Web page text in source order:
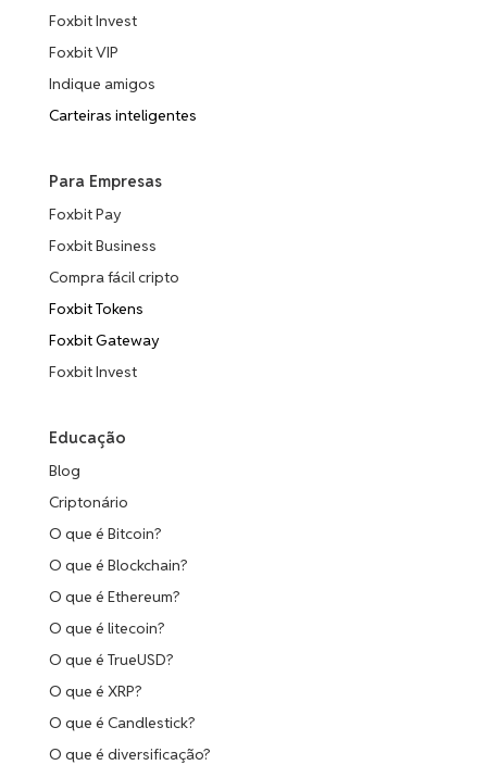
Foxbit Invest
Foxbit VIP
Indique amigos
Carteiras inteligentes
Para Empresas
Foxbit Pay
Foxbit Business
Compra fácil cripto
Foxbit Tokens
Foxbit Gateway
Foxbit Invest
Educação
Blog
Criptonário
O que é Bitcoin?
O que é Blockchain?
O que é Ethereum?
O que é litecoin?
O que é TrueUSD?
O que é XRP?
O que é Candlestick?
O que é diversificação?